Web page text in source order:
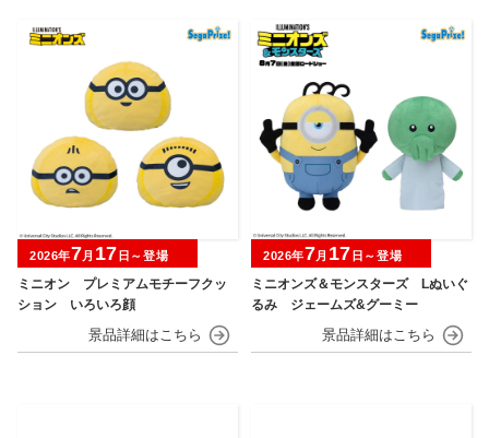
ミニオン プレミアムモチーフクッ
ション いろいろ顔
2026年7月 17 日～登場
ミニオンズ＆モンスターズ Lぬいぐ
るみ ジェームズ&グーミー
2026年7月 17 日～登場